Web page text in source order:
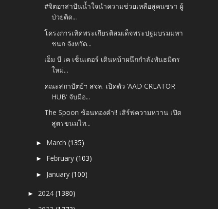
#จิตอาสาปันน้ำใจนำความช่วยเหลือสู่คนชรา ผู้
ป่วยติด...
โครงการเทิดพระเกียรติสมเด็จพระปฐมบรมมหา
ชนก จังหวัด...
เอ็ม บี เค เซ็นเตอร์ เดินหน้าผนึกกำลังพันธมิตร
ใหม่...
คณะสถาปัตย์ฯ สจล. เปิดตัว ‘AAD CREATOR
HUB’ จับมือ...
The Spoon ช้อนทองคำ!! เสิร์ฟความหวาน เปิด
สูตรขนมไท...
► March(135)
► February(103)
► January(100)
► 2024(1380)